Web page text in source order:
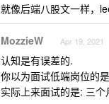
就像后端八股文一样，
MozzieW Apr 19, 2021
认知是有误差的.
你以为面试低端岗位的
实际上来面试的是: 三